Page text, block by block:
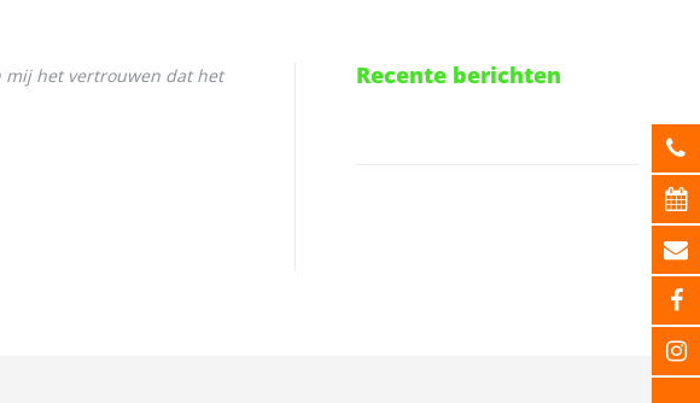
mij het vertrouwen dat het
Recente berichten